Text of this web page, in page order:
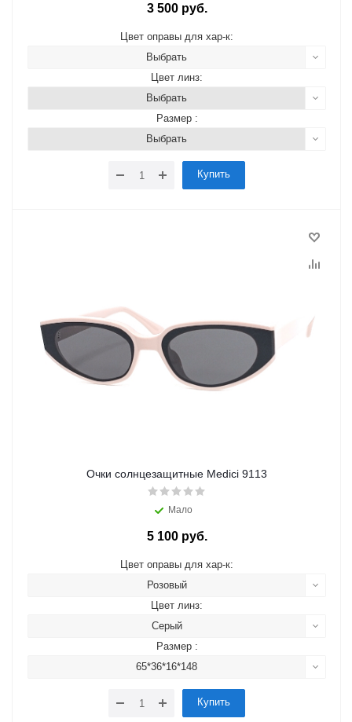
3 500 руб.
Цвет оправы для хар-к:
Выбрать
Цвет линз:
Выбрать
Размер :
Выбрать
Купить
Очки солнцезащитные Medici 9113
Мало
5 100 руб.
Цвет оправы для хар-к:
Розовый
Цвет линз:
Серый
Размер :
65*36*16*148
Купить